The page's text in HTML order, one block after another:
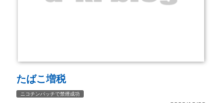
たばこ増税
ニコチンパッチで禁煙成功